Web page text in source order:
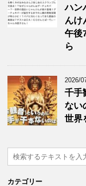
ハン
んけ
午後
ら
2026/
千手
ない
世界
カテゴリー